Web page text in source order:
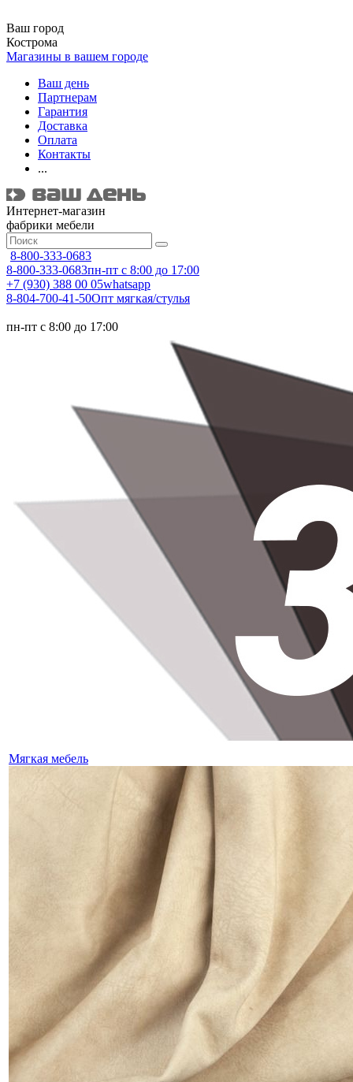
Ваш город
Кострома
Магазины в вашем городе
Ваш день
Партнерам
Гарантия
Доставка
Оплата
Контакты
...
Интернет-магазин
фабрики мебели
8-800-333-0683
8-800-333-0683пн-пт с 8:00 до 17:00
+7 (930) 388 00 05whatsapp
8-804-700-41-50Опт мягкая/стулья
пн-пт с 8:00 до 17:00
Мягкая мебель